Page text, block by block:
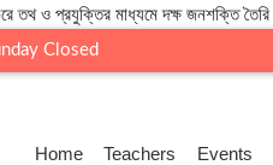
তথ ও প্রযুক্তির মাধ্যমে দক্ষ জনশক্তি
Closed
Home Teachers Events